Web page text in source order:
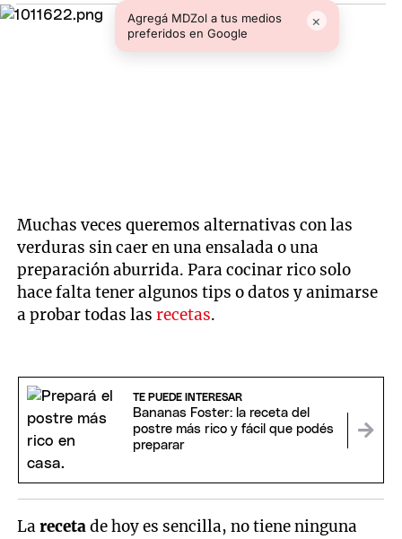
Agregá MDZol a tus medios
preferidos en Google
×
Muchas veces queremos alternativas con las
verduras sin caer en una ensalada o una
preparación aburrida. Para cocinar rico solo
hace falta tener algunos tips o datos y animarse
a probar todas lasrecetas.
TE PUEDE INTERESAR
Bananas Foster: la receta del
postre más rico y fácil que podés
preparar
Larecetade hoy es sencilla, no tiene ninguna